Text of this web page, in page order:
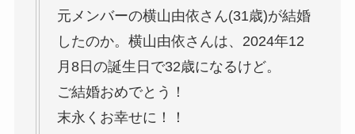
元メンバーの横山由依さん(31歳)が結婚
したのか。横山由依さんは、2024年12
月8日の誕生日で32歳になるけど。
ご結婚おめでとう！
末永くお幸せに！！